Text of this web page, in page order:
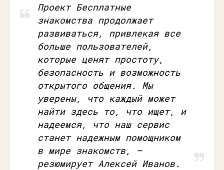
Проект Бесплатные
знакомства продолжает
развиваться, привлекая все
больше пользователей,
которые ценят простоту,
безопасность и возможность
открытого общения. Мы
уверены, что каждый может
найти здесь то, что ищет, и
надеемся, что наш сервис
станет надежным помощником
в мире знакомств, —
резюмирует Алексей Иванов.